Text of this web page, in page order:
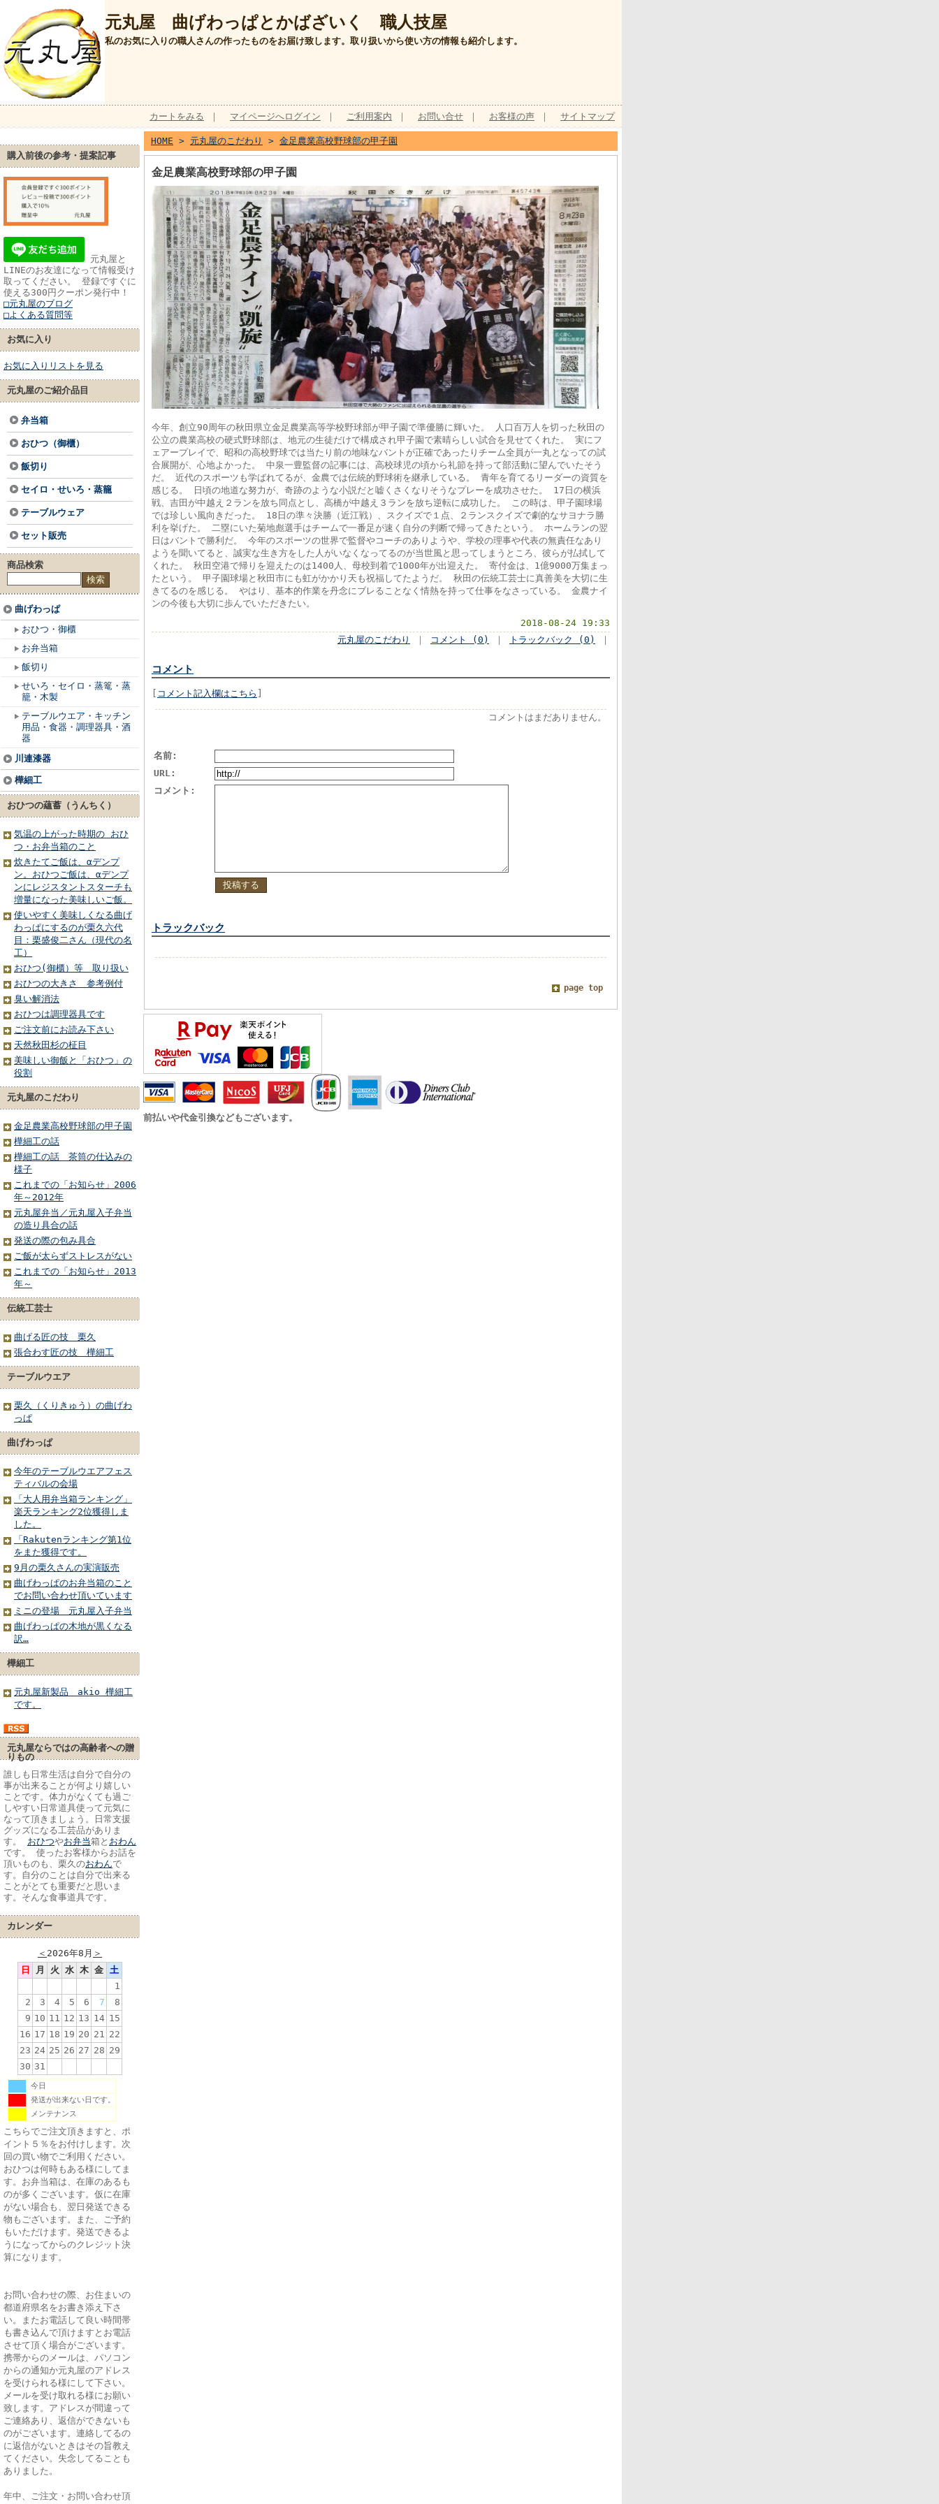
元丸屋 曲げわっぱとかばざいく 職人技屋
私のお気に入りの職人さんの作ったものをお届け致します。取り扱いから使い方の情報も紹介します。
カートをみる ｜ マイページへログイン ｜ ご利用案内 ｜ お問い合せ ｜ お客様の声 ｜ サイトマップ
購入前後の参考・提案記事
元丸屋と
LINEのお友達になって情報受け
取ってください。 登録ですぐに
使える300円クーポン発行中！
□元丸屋のブログ
□よくある質問等
お気に入り
お気に入りリストを見る
元丸屋のご紹介品目
弁当箱
おひつ（御櫃）
飯切り
セイロ・せいろ・蒸籠
テーブルウェア
セット販売
商品検索
曲げわっぱ
おひつ・御櫃
お弁当箱
飯切り
せいろ・セイロ・蒸篭・蒸
籠・木製
テーブルウエア・キッチン
用品・食器・調理器具・酒
器
川連漆器
樺細工
おひつの蘊蓄（うんちく）
気温の上がった時期の おひ
つ・お弁当箱のこと
炊きたてご飯は、αデンプ
ン。おひつご飯は、αデンプ
ンにレジスタントスターチも
増量になった美味しいご飯。
使いやすく美味しくなる曲げ
わっぱにするのが栗久六代
目：栗盛俊二さん（現代の名
工）
おひつ(御櫃）等 取り扱い
おひつの大きさ 参考例付
臭い解消法
おひつは調理器具です
ご注文前にお読み下さい
天然秋田杉の柾目
美味しい御飯と「おひつ」の
役割
元丸屋のこだわり
金足農業高校野球部の甲子園
樺細工の話
樺細工の話 茶筒の仕込みの
様子
これまでの「お知らせ」2006
年～2012年
元丸屋弁当／元丸屋入子弁当
の造り具合の話
発送の際の包み具合
ご飯が太らずストレスがない
これまでの「お知らせ」2013
年～
伝統工芸士
曲げる匠の技 栗久
張合わす匠の技 樺細工
テーブルウエア
栗久（くりきゅう）の曲げわ
っぱ
曲げわっぱ
今年のテーブルウエアフェス
ティバルの会場
「大人用弁当箱ランキング」
楽天ランキング2位獲得しま
した。
「Rakutenランキング第1位
をまた獲得です。
9月の栗久さんの実演販売
曲げわっぱのお弁当箱のこと
でお問い合わせ頂いています
ミニの登場 元丸屋入子弁当
曲げわっぱの木地が黒くなる
訳…
樺細工
元丸屋新製品 akio 樺細工
です。
元丸屋ならではの高齢者への贈
りもの
誰しも日常生活は自分で自分の
事が出来ることが何より嬉しい
ことです。体力がなくても過ご
しやすい日常道具使って元気に
なって頂きましょう。日常支援
グッズになる工芸品がありま
す。 おひつやお弁当箱と おわん
です。 使ったお客様からお話を
頂いものも、栗久のおわんで
す。自分のことは自分で出来る
ことがとても重要だと思いま
す。そんな食事道具です。
カレンダー
＜ 2026年8月 ＞
日
月 火 水 木 金 土
1
2
3 4 5 6 7
8
9 10 11 12 13 14 15
16 17 18 19 20 21 22
23 24 25 26 27 28 29
30 31
今日
発送が出来ない日です。
メンテナンス
こちらでご注文頂きますと、ポ
イント５％をお付けします。次
回の買い物でご利用ください。
おひつは何時もある様にしてま
す。お弁当箱は、在庫のあるも
のが多くございます。仮に在庫
がない場合も、翌日発送できる
物もございます。また、ご予約
もいただけます。発送できるよ
うになってからのクレジット決
算になります。
お問い合わせの際、お住まいの
都道府県名をお書き添え下さ
い。またお電話して良い時間帯
も書き込んで頂けますとお電話
させて頂く場合がございます。
携帯からのメールは、パソコン
からの通知か元丸屋のアドレス
を受けられる様にして下さい。
メールを受け取れる様にお願い
致します。アドレスが間違って
ご連絡あり、返信ができないも
のがございます。連絡してるの
に返信がないときはその旨教え
てください。失念してることも
ありました。
年中、ご注文・お問い合わせ頂
HOME > 元丸屋のこだわり > 金足農業高校野球部の甲子園
金足農業高校野球部の甲子園
今年、創立90周年の秋田県立金足農業高等学校野球部が甲子園で準優勝に輝いた。 人口百万人を切った秋田の
公立の農業高校の硬式野球部は、地元の生徒だけで構成され甲子園で素晴らしい試合を見せてくれた。 実にフ
ェアープレイで、昭和の高校野球では当たり前の地味なバントが正確であったりチーム全員が一丸となっての試
合展開が、心地よかった。 中泉一豊監督の記事には、高校球児の頃から礼節を持って部活動に望んでいたそう
だ。 近代のスポーツも学ばれてるが、金農では伝統的野球術を継承している。 青年を育てるリーダーの資質を
感じる。 日頃の地道な努力が、奇跡のような小説だと嘘くさくなりそうなプレーを成功させた。 17日の横浜
戦、吉田が中越え２ランを放ち同点とし、高橋が中越え３ランを放ち逆転に成功した。 この時は、甲子園球場
では珍しい風向きだった。 18日の準々決勝（近江戦）、スクイズで１点、２ランスクイズで劇的なサヨナラ勝
利を挙げた。 二塁にいた菊地彪選手はチームで一番足が速く自分の判断で帰ってきたという。 ホームランの翌
日はバントで勝利だ。 今年のスポーツの世界で監督やコーチのありようや、学校の理事や代表の無責任なあり
ようを聞いてると、誠実な生き方をした人がいなくなってるのが当世風と思ってしまうところ、彼らが払拭して
くれた。 秋田空港で帰りを迎えたのは1400人、母校到着で1000年が出迎えた。 寄付金は、1億9000万集まっ
たという。 甲子園球場と秋田市にも虹がかかり天も祝福してたようだ。 秋田の伝統工芸士に真善美を大切に生
きてるのを感じる。 やはり、基本的作業を丹念にブレることなく情熱を持って仕事をなさっている。 金農ナイ
ンの今後も大切に歩んでいただきたい。
2018-08-24 19:33
元丸屋のこだわり
｜ コメント (0) ｜ トラックバック (0) ｜
コメント
コメント記入欄はこちら
コメントはまだありません。
名前:
URL:
コメント:
トラックバック
page top
前払いや代金引換などもございます。